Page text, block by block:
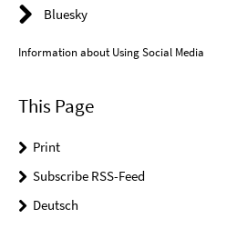
Bluesky
Information about Using Social Media
This Page
Print
Subscribe RSS-Feed
Deutsch